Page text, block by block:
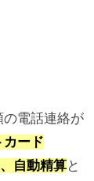
電話連絡が
カード
自動精算と